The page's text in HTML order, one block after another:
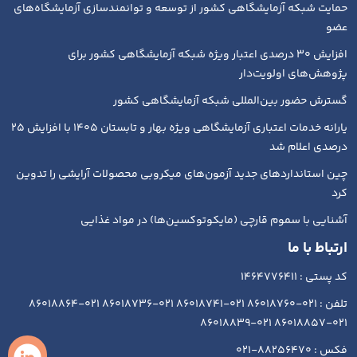
حمایت شبکه آزمایشگاهی کشور از توسعه و توانمندسازی آزمایشگاه‌های
عضو
افزایش ۳۰ درصدی اعتبار ویژه شبکه آزمایشگاهی کشور برای
پژوهش‌های اولویت‌دار
گسترش حضور بین‌المللی شبکه آزمایشگاهی کشور
یارانه خدمات اعتباری آزمایشگاهی ویژه بهار و تابستان ۱۴۰۵ با افزایش ۲۵
درصدی اعلام شد
چین استانداردهای جدید آزمون‌های میکروبی محصولات آرایشی را تدوین
کرد
آشنایی با سموم قارچی (مایکوتوکسین‌ها) در مواد غذایی
ارتباط با ما
کد پستی : 1464776411
تلفن : 021-86018760 021-86018741 021-86018736 021-86018864
021-86018857 021-86018839
فکس : 88256470-021